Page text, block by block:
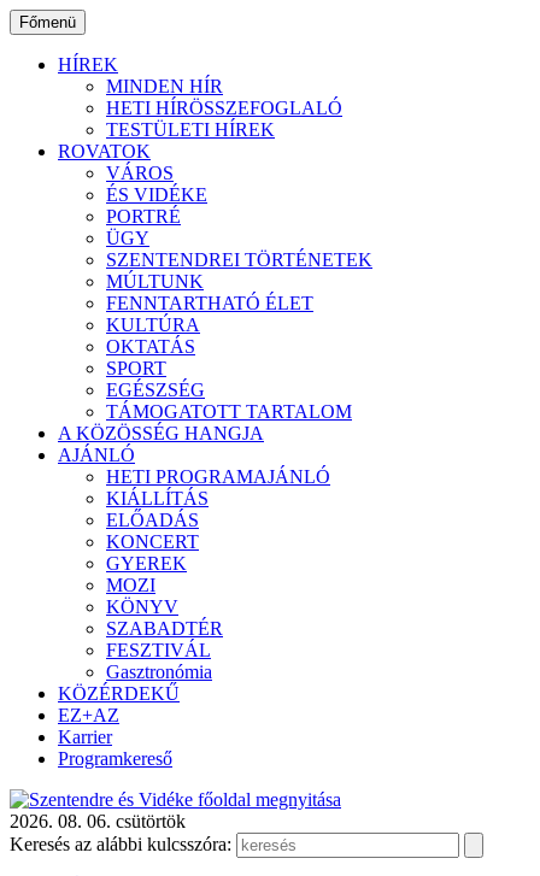
Ugrás
a
tartalomhoz
Főmenü
HÍREK
MINDEN HÍR
HETI HÍRÖSSZEFOGLALÓ
TESTÜLETI HÍREK
ROVATOK
VÁROS
ÉS VIDÉKE
PORTRÉ
ÜGY
SZENTENDREI TÖRTÉNETEK
MÚLTUNK
FENNTARTHATÓ ÉLET
KULTÚRA
OKTATÁS
SPORT
EGÉSZSÉG
TÁMOGATOTT TARTALOM
A KÖZÖSSÉG HANGJA
AJÁNLÓ
HETI PROGRAMAJÁNLÓ
KIÁLLÍTÁS
ELŐADÁS
KONCERT
GYEREK
MOZI
KÖNYV
SZABADTÉR
FESZTIVÁL
Gasztronómia
KÖZÉRDEKŰ
EZ+AZ
Karrier
Programkereső
2026. 08. 06. csütörtök
Keresés az alábbi kulcsszóra: